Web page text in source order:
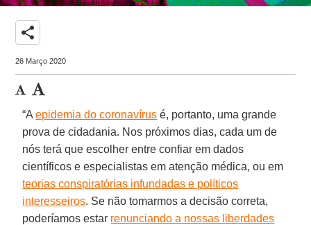
share
26 Março 2020
“Aepidemia do coronavírus é, portanto, uma grande
prova de cidadania. Nos próximos dias, cada um de
nós terá que escolher entre confiar em dados
científicos e especialistas em atenção médica, ou em
teorias conspiratórias infundadas e políticos
interesseiros. Se não tomarmos a decisão correta,
poderíamos estar renunciando a nossas liberdades